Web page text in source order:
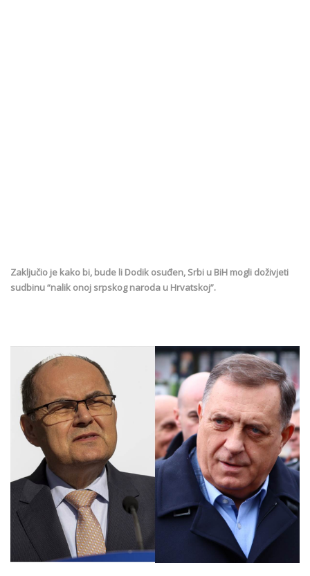
Zaključio je kako bi, bude li Dodik osuđen, Srbi u BiH mogli doživjeti
sudbinu “nalik onoj srpskog naroda u Hrvatskoj”.